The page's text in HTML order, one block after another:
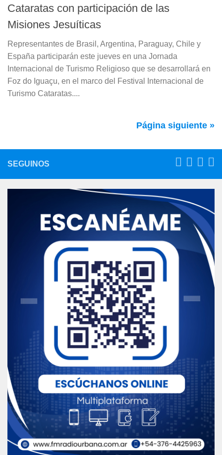
Cataratas con participación de las
Misiones Jesuíticas
Representantes de Brasil, Argentina, Paraguay, Chile y
España participarán este jueves en una Jornada
Internacional de Turismo Religioso que se desarrollará en
Foz do Iguaçu, en el marco del Festival Internacional de
Turismo Cataratas....
Página siguiente »
SEGUINOS